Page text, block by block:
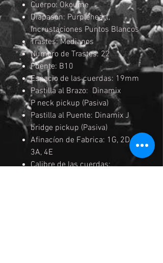
Cuerpo: Okoume
Diapasón: Purpleheart,
Incrustaciones Puntos Blancos
Trastes: Medianos
Numero de Trastes: 22
Puente: B10
Espacio de las cuerdas: 19mm
Pastilla al Brazo: Dinamix
P neck pickup (Pasiva)
Pastilla al Puente: Dinamix J
bridge pickup (Pasiva)
Afinacíon de Fabrica: 1G, 2D,
3A, 4E
Calibre de las cuerdas: